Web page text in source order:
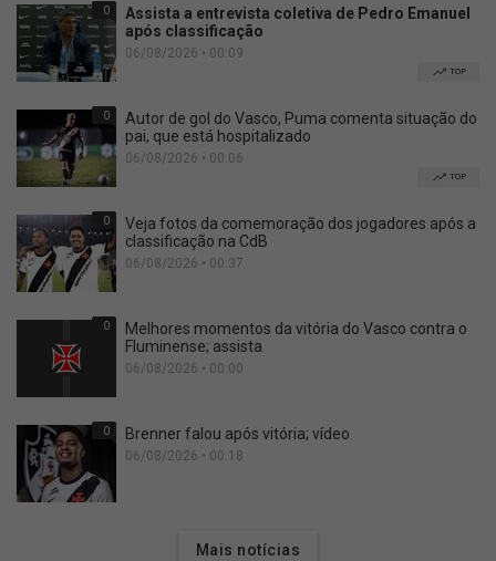
0
Assista a entrevista coletiva de Pedro Emanuel
após classificação
06/08/2026 • 00:09
TOP
0
Autor de gol do Vasco, Puma comenta situação do
pai, que está hospitalizado
06/08/2026 • 00:06
TOP
0
Veja fotos da comemoração dos jogadores após a
classificação na CdB
06/08/2026 • 00:37
0
Melhores momentos da vitória do Vasco contra o
Fluminense; assista
06/08/2026 • 00:00
0 Brenner falou após vitória; vídeo
06/08/2026 • 00:18
Mais notícias